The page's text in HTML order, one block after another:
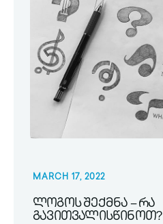
MARCH 17, 2022
ლოგოს შექმნა – რა
გავითვალისწინოთ?